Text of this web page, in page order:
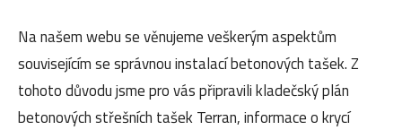
Na našem webu se věnujeme veškerým aspektům
souvisejícím se správnou instalací betonových tašek. Z
tohoto důvodu jsme pro vás připravili kladečský plán
betonových střešních tašek Terran, informace o krycí